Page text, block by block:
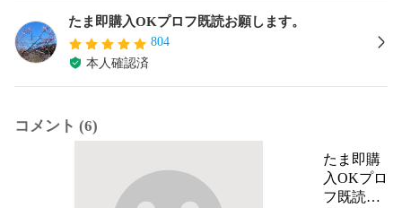
たま即購入OKプロフ既読お願します。
804
本人確認済
コメント (6)
たま即購
入OKプロ
フ既読お